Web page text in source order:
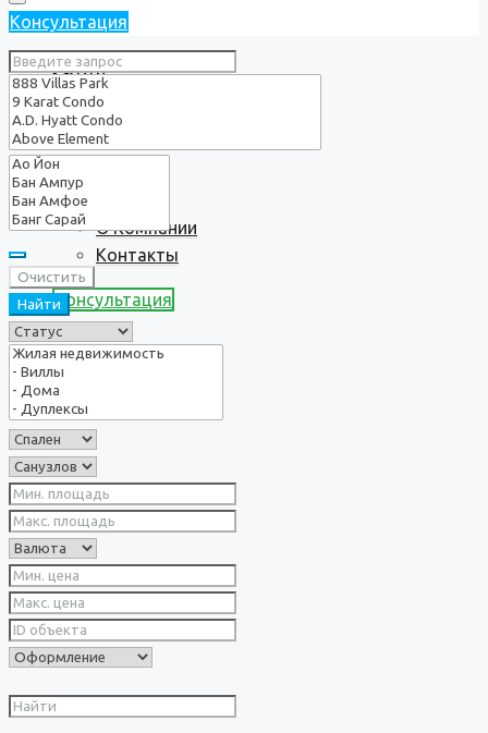
Услуги
О нас
О Компании
Контакты
Консультация
Консультация
Очистить
Найти